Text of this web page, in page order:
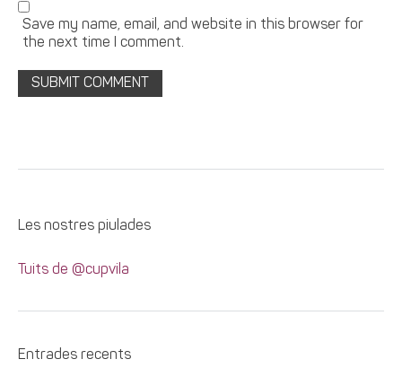
Save my name, email, and website in this browser for
the next time I comment.
Les nostres piulades
Tuits de @cupvila
Entrades recents